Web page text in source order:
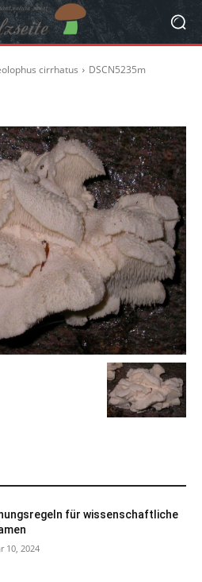
cirrhatus DSCN5235m
für wissenschaftliche
10, 2024